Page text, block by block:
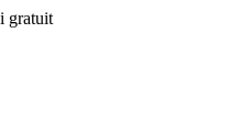
gratuit